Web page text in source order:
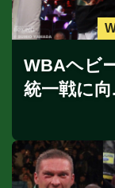
WBAヘビ
統一戦に向